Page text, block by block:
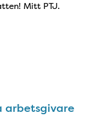
Mitt PTJ.
arbetsgivare